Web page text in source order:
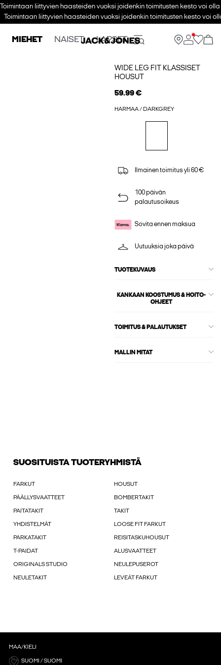
Toimintaan liittyvien haasteiden vuoksi joidenkin toimitusten kesto voi
Toimintaan liittyvien haasteiden vuoksi joidenkin toimitusten kesto
MIEHET NAISET LAPSET
WIDE LEG FIT KLASSISET
HOUSUT
59.99 €
HARMAA / DARKGREY
Ilmainen toimitus yli 60 €
100 päivän
palautusoikeus
Sovita ennen maksua
Uutuuksia joka päivä
TUOTEKUVAUS
KANKAAN KOOSTUMUS & HOITO-
OHJEET
TOIMITUS & PALAUTUKSET
MALLIN MITAT
SUOSITUISTA TUOTERYHMISTÄ
FARKUT HOUSUT
PÄÄLLYSVAATTEET BOMBERTAKIT
PAITATAKIT TAKIT
YHDISTELMÄT LOOSE FIT FARKUT
PARKATAKIT REISITASKUHOUSUT
T-PAIDAT ALUSVAATTEET
ORIGINALS STUDIO NEULEPUSEROT
NEULETAKIT LEVEÄT FARKUT
MAA/KIELI
SUOMI / SUOMI